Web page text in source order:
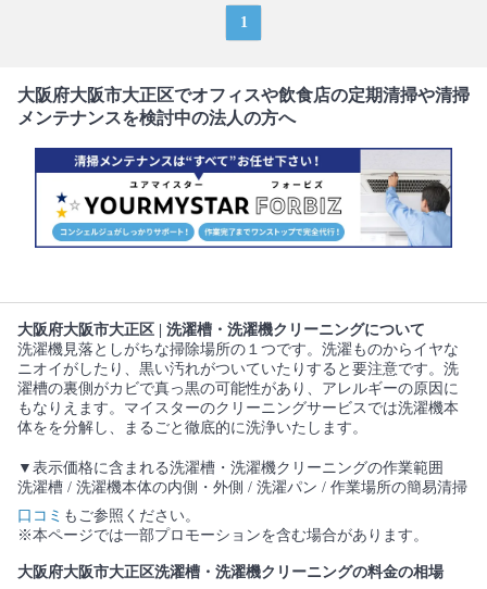
1
大阪府大阪市大正区でオフィスや飲食店の定期清掃や清掃
メンテナンスを検討中の法人の方へ
大阪府大阪市大正区 | 洗濯槽・洗濯機クリーニングについて
洗濯機見落としがちな掃除場所の１つです。洗濯ものからイヤな
ニオイがしたり、黒い汚れがついていたりすると要注意です。洗
濯槽の裏側がカビで真っ黒の可能性があり、アレルギーの原因に
もなりえます。マイスターのクリーニングサービスでは洗濯機本
体をを分解し、まるごと徹底的に洗浄いたします。
▼表示価格に含まれる洗濯槽・洗濯機クリーニングの作業範囲
洗濯槽 / 洗濯機本体の内側・外側 / 洗濯パン / 作業場所の簡易清掃
口コミ もご参照ください。
※本ページでは一部プロモーションを含む場合があります。
大阪府大阪市大正区洗濯槽・洗濯機クリーニングの料金の相場